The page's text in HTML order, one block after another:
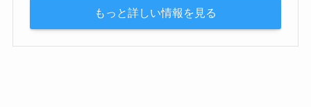
もっと詳しい情報を見る